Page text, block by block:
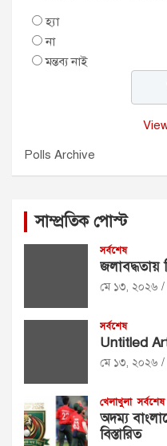
হ্যা
না
মন্তব্য নাই
Polls Archive
সাম্প্রতিক পোস্ট
সর্বশেষ
জলাবদ্ধতায়
মে ১৩, ২০২৬
সর্বশেষ
Untitled
মে ১৩, ২০২৬
খেলাখুলা সর্বশেষ
অদম্য
বিস্তারিত